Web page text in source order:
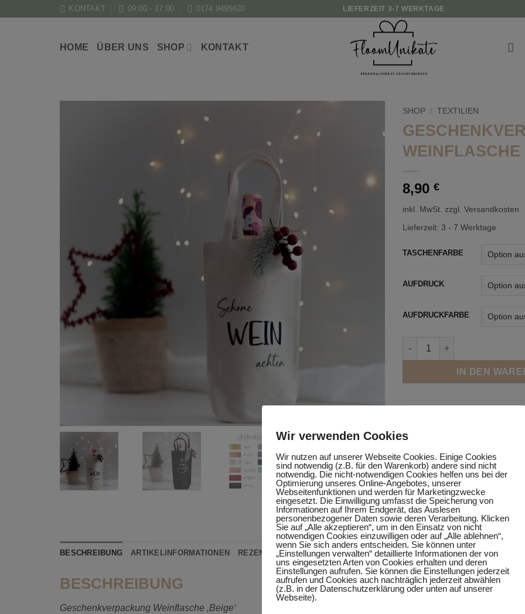
KONTAKT 09:00 - 17:00 0174 9495620 LIEFERZEIT 3-7 WERKTAGE
HOME ÜBER UNS SHOP KONTAKT
SHOP / TEXTILIEN
WEINFLASCHE
8,90 €
inkl. MwSt. zzgl. Versandkosten
Lieferzeit: 3 - 7 Werktage
TASCHENFARBE
AUFDRUCK
AUFDRUCKFARBE
GESCHENKVERPACKUNG
IN DEN
Geschenkverpackung Wein,
Verpackung Weinflasche,
BESCHREIBUNG ARTIKELINFORMATIONEN REZENSIONEN (0)
BESCHREIBUNG
Geschenkverpackung Weinflasche ‚Beige‘
Wir verwenden Cookies
Wir nutzen auf unserer Webseite Cookies. Einige Cookies
sind notwendig (z.B. für den Warenkorb) andere sind nicht
notwendig. Die nicht-notwendigen Cookies helfen uns bei der
Optimierung unseres Online-Angebotes, unserer
Webseitenfunktionen und werden für Marketingzwecke
eingesetzt. Die Einwilligung umfasst die Speicherung von
Informationen auf Ihrem Endgerät, das Auslesen
personenbezogener Daten sowie deren Verarbeitung. Klicken
Sie auf „Alle akzeptieren“, um in den Einsatz von nicht
notwendigen Cookies einzuwilligen oder auf „Alle ablehnen“,
wenn Sie sich anders entscheiden. Sie können unter
„Einstellungen verwalten“ detaillierte Informationen der von
uns eingesetzten Arten von Cookies erhalten und deren
Einstellungen aufrufen. Sie können die Einstellungen jederzeit
aufrufen und Cookies auch nachträglich jederzeit abwählen
(z.B. in der Datenschutzerklärung oder unten auf unserer
Webseite).